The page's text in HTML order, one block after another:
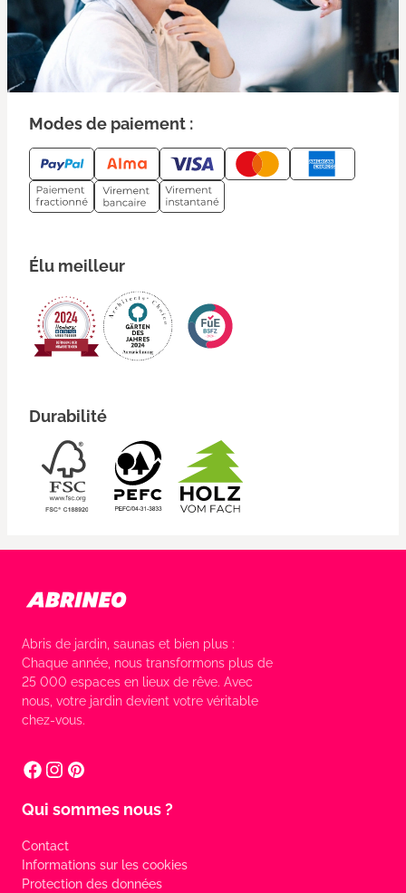
Modes de paiement :
Élu meilleur
Durabilité
Abris de jardin, saunas et bien plus :
Chaque année, nous transformons plus de
25 000 espaces en lieux de rêve. Avec
nous, votre jardin devient votre véritable
chez-vous.
Qui sommes nous ?
Contact
Informations sur les cookies
Protection des données